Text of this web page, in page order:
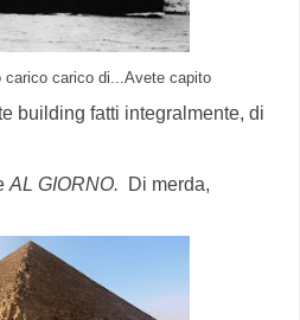
carico carico di...Avete capito
building fatti integralmente, di
AL GIORNO.
Di merda,